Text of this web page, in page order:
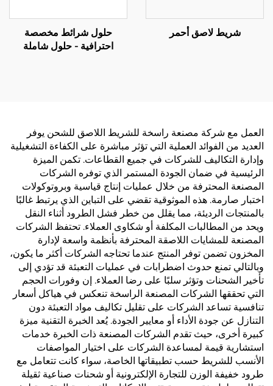
شريط لاصق أحمر
حلول شرائط مخصصة
احترافية - حلول شاملة
العمل مع شركة مصنعة راسخة للشريط اللاصق للشحن يوفر
العديد من الفوائد العملية التي تؤثر مباشرة على الكفاءة التشغيلية
وإدارة التكاليف للشركات في جميع القطاعات. تكمن الميزة
الرئيسية في ضمان الجودة المستمر الذي توفره الشركات
المصنعة المحترفة من خلال عمليات إنتاج قياسية وبروتوكولات
اختبار صارمة. هذه الموثوقية تقضي على التباين الذي يرتبط غالبًا
بالمنتجات الرديئة، مما يقلل من خطر فشل الطرود أثناء النقل
ويحد من المطالبات المكلفة أو شكاوى العملاء. تحتفظ الشركات
المصنعة للمشايات اللاصقة المحترفة بأنظمة واسعة لإدارة
المخزون تضمن توفر المنتج عندما تحتاجه الشركات أكثر ما يكون،
وبالتالي تمنع حدوث اضطرابات في عمليات التعبئة قد تؤدي إلى
تأخير الشحنات وتؤثر سلبًا على رضا العملاء. إن وفورات الحجم
التي تحققها الشركات المصنعة الراسخة تنعكس في هياكل أسعار
تنافسية تساعد الشركات على تقليل تكاليف مواد التعبئة دون
التنازل عن جودة الأداء أو معايير الجودة. يُعد الخبرة التقنية ميزة
كبيرة أخرى، حيث تقدم الشركات المصنعة ذات الخبرة خدمات
استشارية قيمة لمساعدة الشركات على اختيار المواصفات
الأنسب للشريط حسب تطبيقاتها الخاصة، سواء كانت تتعامل مع
طرود خفيفة الوزن للتجارة الإلكترونية أو شحنات صناعية ثقيلة